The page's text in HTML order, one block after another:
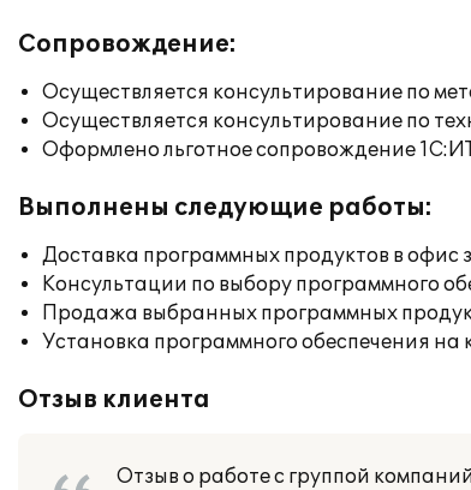
Сопровождение:
Осуществляется консультирование по
Осуществляется консультирование по
Оформлено льготное сопровождение
Выполнены следующие работы:
Доставка программных продуктов в офис
Консультации по выбору программного
Продажа выбранных программных
Установка программного обеспечения на
Отзыв клиента
Отзыв о работе с группой